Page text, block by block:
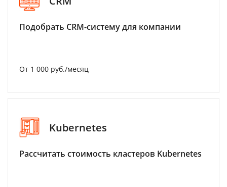
Подобрать CRM-систему для компании
От 1 000 руб./месяц
Kubernetes
Рассчитать стоимость кластеров Kubernetes